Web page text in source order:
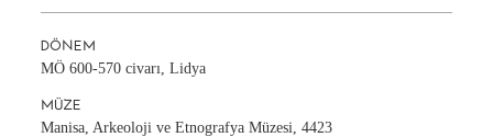
DÖNEM
MÖ 600-570 civarı, Lidya
MÜZE
Manisa, Arkeoloji ve Etnografya Müzesi, 4423